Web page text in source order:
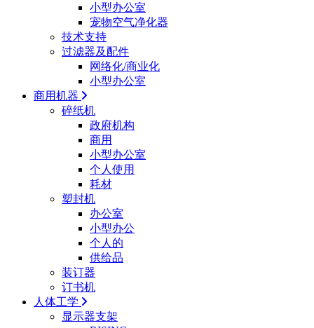
小型办公室
宠物空气净化器
技术支持
过滤器及配件
网络化/商业化
小型办公室
商用机器
碎纸机
政府机构
商用
小型办公室
个人使用
耗材
塑封机
办公室
小型办公
个人的
供给品
装订器
订书机
人体工学
显示器支架